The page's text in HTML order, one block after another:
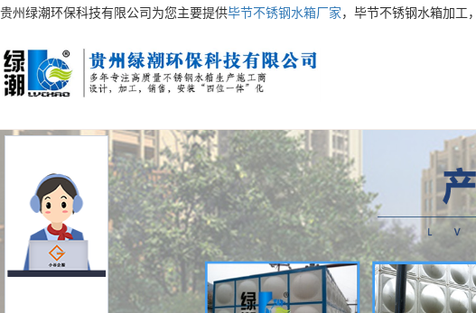
贵州绿潮环保科技有限公司为您主要提供毕节不锈钢水箱厂家 ，毕节不锈钢水箱加工